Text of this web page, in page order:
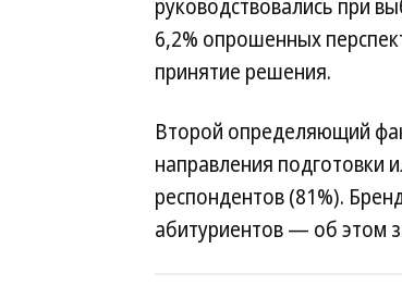
руководствовались при
6,2% опрошенных
принятие решения.
Второй определяющий
направления подготовки
респондентов (81%).
абитуриентов — об этом